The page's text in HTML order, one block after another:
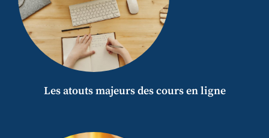
Les atouts majeurs des cours en ligne